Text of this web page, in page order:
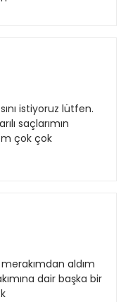
istiyoruz lütfen.
saçlarımın
çok çok
aldım
dair başka bir